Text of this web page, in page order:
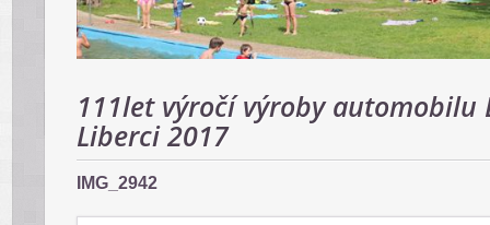
111let výročí výroby automobilu
Liberci 2017
IMG_2942